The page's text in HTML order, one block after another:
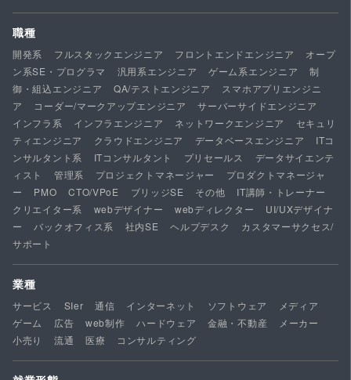
職種
開発系 フルスタックエンジニア フロントエンドエンジニア
オープ
ン系SE・プログラマ
汎用系エンジニア ゲーム系エンジニア
制
御・組込エンジニア
QA/テストエンジニア
スマホアプリエンジニ
ア
コーダー/マークアップエンジニア
サーバーサイドエンジニア
インフラ系
インフラエンジニア ネットワークエンジニア
セキュリ
ティエンジニア
クラウドエンジニア データベースエンジニア
ITコ
ンサルタント系
ITコンサルタント プリセールス
データサイエンテ
ィスト
管理系 プロジェクトマネージャー
プロダクトマネージャ
ー
PMO CTO/VPoE ブリッジSE その他
IT講師・トレーナー
クリエイター系
webデザイナー webディレクター
UI/UXデザイナ
ー
バックオフィス系 社内SE ヘルプデスク
カスタマーサクセス/
サポート
業種
サービス SIer 通信 インターネット ソフトウェア
メディア
ゲーム
広告 web制作 ハードウェア 金融・不動産
メーカー
小売り
流通 医療 コンサルティング